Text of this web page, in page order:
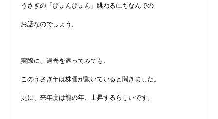
うさぎの「ぴょんぴょん」跳ねるにちなんでの
お話なのでしょう。
実際に、過去を遡ってみても、
このうさぎ年は株価が動いていると聞きました。
更に、来年度は龍の年、上昇するらしいです。